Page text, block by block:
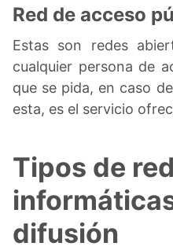
Red de acceso
Estas son redes
cualquier persona de
que se pida, en caso
esta, es el servicio
Tipos de
difusión